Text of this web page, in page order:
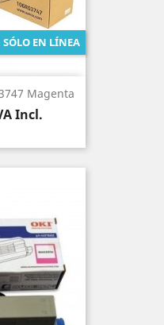
Magenta
Incl.
SÓLO EN LÍNEA